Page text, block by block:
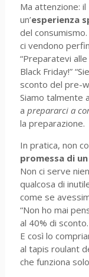
Ma attenzione: il
un’esperienza
del
ci vendono
“Preparatevi
Black Friday!”
sconto del pre-
Siamo talmente
a prepararci a
la preparazione.
In pratica, non
promessa di
Non ci serve
qualcosa di
come se
“Non ho mai
al 40% di
E così lo
al tapis roulant
che funziona